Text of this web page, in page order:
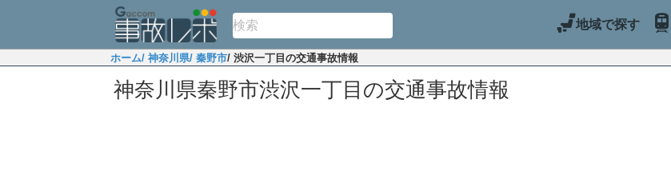
地域で探す
ホーム/ 神奈川県/ 秦野市/ 渋沢一丁目の交通事故情報
神奈川県秦野市渋沢一丁目の交通事故情報